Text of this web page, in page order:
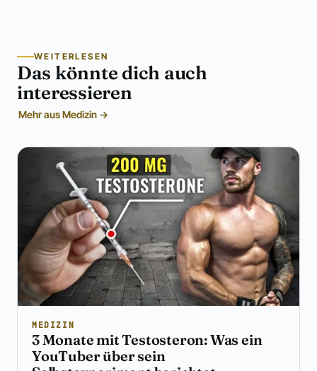
WEITERLESEN
Das könnte dich auch
interessieren
Mehr aus Medizin →
MEDIZIN
3 Monate mit Testosteron: Was ein
YouTuber über sein